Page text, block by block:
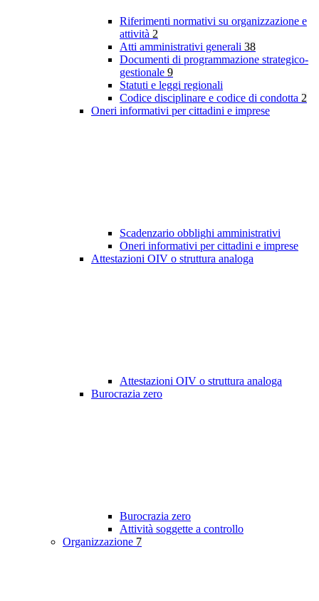
Riferimenti normativi su organizzazione e
attività 2
Atti amministrativi generali 38
Documenti di programmazione strategico-
gestionale 9
Statuti e leggi regionali
Codice disciplinare e codice di condotta 2
Oneri informativi per cittadini e imprese
Scadenzario obblighi amministrativi
Oneri informativi per cittadini e imprese
Attestazioni OIV o struttura analoga
Attestazioni OIV o struttura analoga
Burocrazia zero
Burocrazia zero
Attività soggette a controllo
Organizzazione 7